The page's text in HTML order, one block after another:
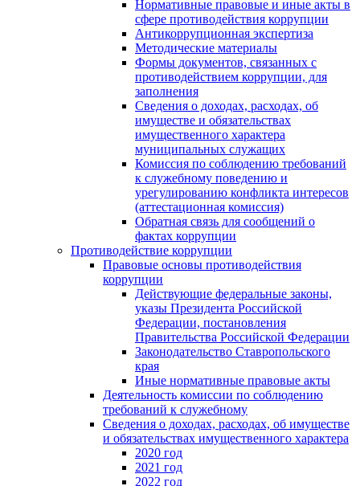
Нормативные правовые и иные акты в
сфере противодействия коррупции
Антикоррупционная экспертиза
Методические материалы
Формы документов, связанных с
противодействием коррупции, для
заполнения
Сведения о доходах, расходах, об
имуществе и обязательствах
имущественного характера
муниципальных служащих
Комиссия по соблюдению требований
к служебному поведению и
урегулированию конфликта интересов
(аттестационная комиссия)
Обратная связь для сообщений о
фактах коррупции
Противодействие коррупции
Правовые основы противодействия
коррупции
Действующие федеральные законы,
указы Президента Российской
Федерации, постановления
Правительства Российской Федерации
Законодательство Ставропольского
края
Иные нормативные правовые акты
Деятельность комиссии по соблюдению
требований к служебному
Сведения о доходах, расходах, об имуществе
и обязательствах имущественного характера
2020 год
2021 год
2022 год